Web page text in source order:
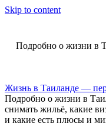
Skip to content
Подробно о жизни в
Жизнь в Таиланде —
Подробно о жизни в
снимать жильё, какие
и какие есть плюсы и